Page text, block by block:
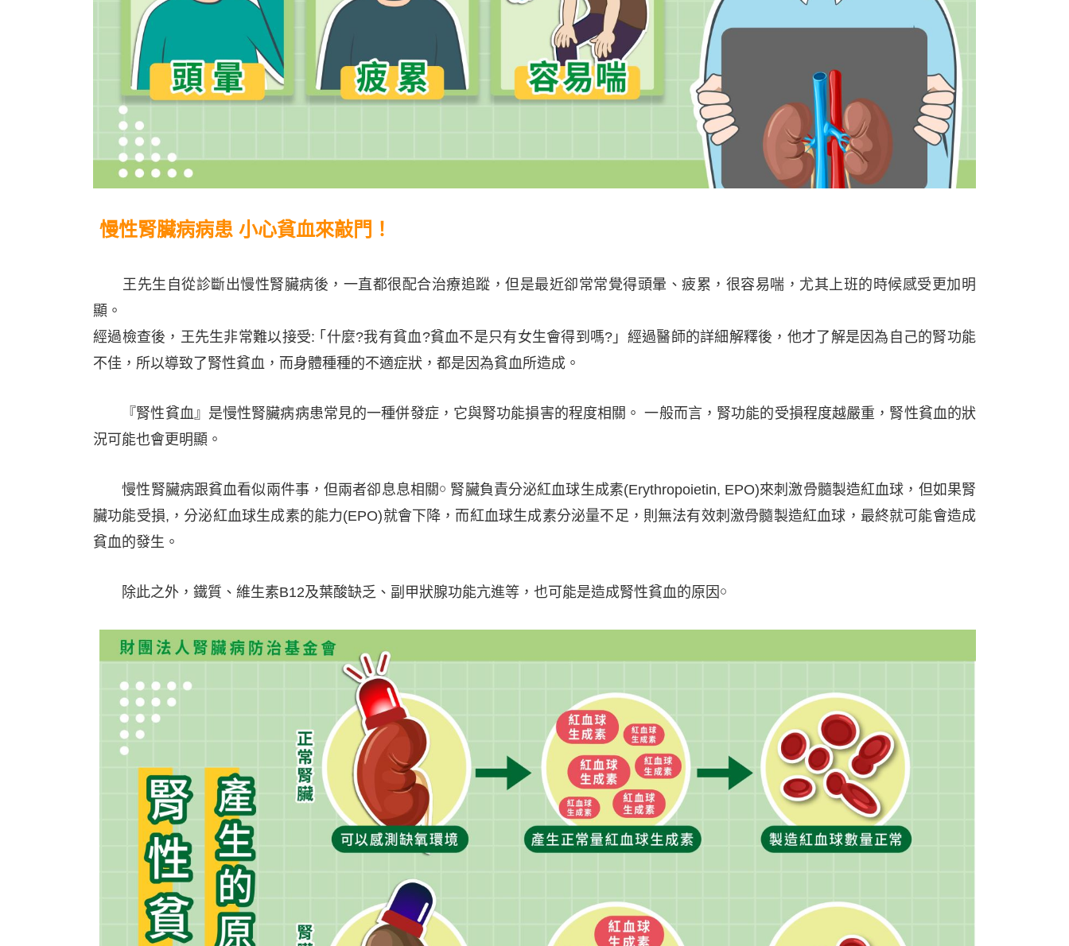
慢性腎臟病病患 小心貧血來敲門！
王先生自從診斷出慢性腎臟病後，一直都很配合治療追蹤，但是最近卻常常覺得頭暈、疲累，很容易喘，尤其上班的時候感受更加明
顯。
經過檢查後，王先生非常難以接受: ｢什麼?我有貧血?貧血不是只有女生會得到嗎?」經過醫師的詳細解釋後，他才了解是因為自己的腎功能
不佳，所以導致了腎性貧血，而身體種種的不適症狀，都是因為貧血所造成。
『腎性貧血』是慢性腎臟病病患常見的一種併發症，它與腎功能損害的程度相關。 一般而言，腎功能的受損程度越嚴重，腎性貧血的狀
況可能也會更明顯。
慢性腎臟病跟貧血看似兩件事，但兩者卻息息相關￮ 腎臟負責分泌紅血球生成素(Erythropoietin, EPO)來刺激骨髓製造紅血球，但如果腎
臟功能受損,，分泌紅血球生成素的能力(EPO)就會下降，而紅血球生成素分泌量不足，則無法有效刺激骨髓製造紅血球，最終就可能會造成
貧血的發生。
除此之外，鐵質、維生素B12及葉酸缺乏、副甲狀腺功能亢進等，也可能是造成腎性貧血的原因￮